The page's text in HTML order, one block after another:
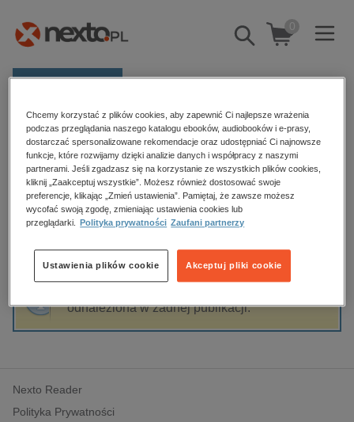
Pokaż/schowaj
wyszukiwarkę
0
Kategorie
Zobacz wszystkie E-prasa
budownictwo, aranżacja wnętrz
biznesowe, branżowe, gospodarka
dzienniki
edukacja
hobby, sport, rozrywka
komputery, internet, technologie, informatyka
polityka, społeczno-informacyjne
psychologiczne
Strona główna Kamila Denis
Kamila Denis
Sortowanie Filtrowanie
odnaleziona w żadnej publikacji.
Nexto Reader
Polityka Prywatności
Chcemy korzystać z plików cookies, aby zapewnić Ci najlepsze wrażenia
podczas przeglądania naszego katalogu ebooków, audiobooków i e-prasy,
dostarczać spersonalizowane rekomendacje oraz udostępniać Ci najnowsze
funkcje, które rozwijamy dzięki analizie danych i współpracy z naszymi
partnerami. Jeśli zgadzasz się na korzystanie ze wszystkich plików cookies,
kliknij „Zaakceptuj wszystkie”. Możesz również dostosować swoje
preferencje, klikając „Zmień ustawienia”. Pamiętaj, że zawsze możesz
wycofać swoją zgodę, zmieniając ustawienia cookies lub
przeglądarki.
Polityka prywatności Zaufani partnerzy
Akceptuj pliki cookie
Ustawienia plików cookie